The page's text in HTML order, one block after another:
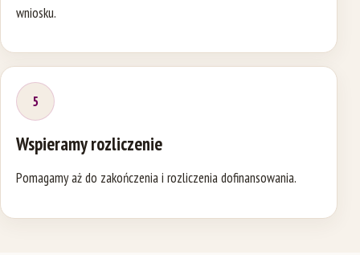
wniosku.
5
Wspieramy rozliczenie
Pomagamy aż do zakończenia i rozliczenia dofinansowania.